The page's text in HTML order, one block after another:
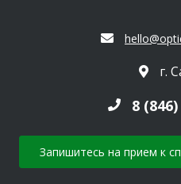
г.
8
Запишитесь на прием к